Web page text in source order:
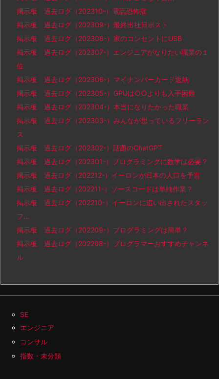
掲示板 過去ログ（202310-）電話恐怖症
掲示板 過去ログ（202309-）最終出社日ポスト
掲示板 過去ログ（202308-）家のコンセントにUSB
掲示板 過去ログ（202307-）エンジニアがなりたい職業の１
位
掲示板 過去ログ（202306-）マイナンバーカード返納
掲示板 過去ログ（202305-）GPUは○○よりも入手困難
掲示板 過去ログ（202304-）本当になりたかった職業
掲示板 過去ログ（202303-）みんなが思っているフリーラン
ス
掲示板 過去ログ（202302-）話題のChatGPT
掲示板 過去ログ（202301-）プログラミングに数学は必要？
掲示板 過去ログ（202212-）イーロンが日本の人口を予言
掲示板 過去ログ（202211-）ソースコードは単純作業？
掲示板 過去ログ（202210-）イーロンに追い出されたスタッ
フ…
掲示板 過去ログ（202209-）プログラミングは簡単？
掲示板 過去ログ（202208-）プログラマーおすすめチャンネ
ル
SE
エンジニア
コンサル
指数・未分類